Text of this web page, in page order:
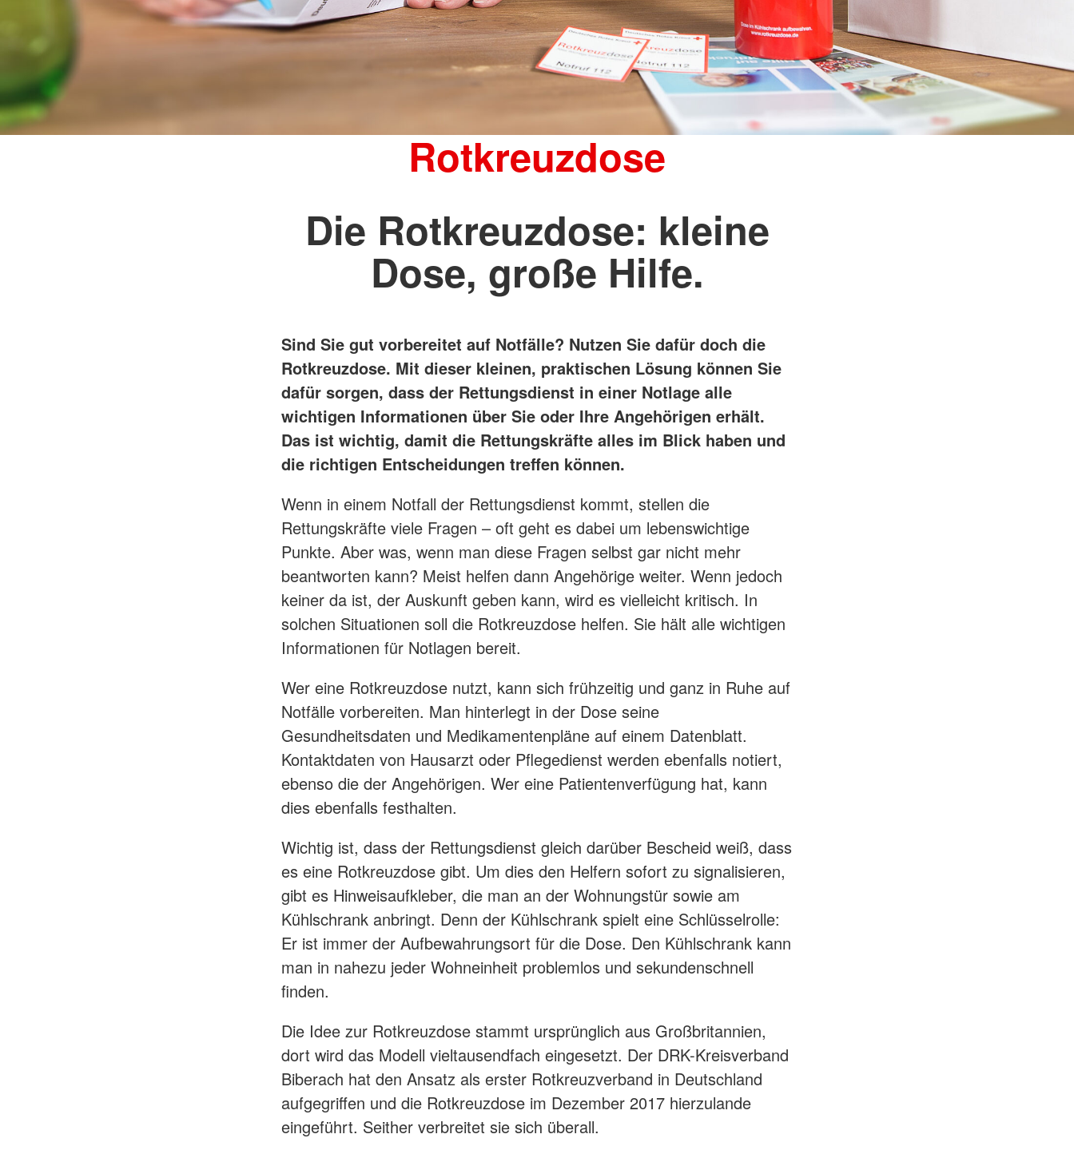
Wellheim "Schutterwichtel"
Entlastende Hilfen für Pflegende
Schutz und Rettung
Flugdienst
Rotkreuzdose
Die Rotkreuzdose: kleine
Dose, große Hilfe.
Sind Sie gut vorbereitet auf Notfälle? Nutzen Sie dafür doch die
Rotkreuzdose. Mit dieser kleinen, praktischen Lösung können Sie
dafür sorgen, dass der Rettungsdienst in einer Notlage alle
wichtigen Informationen über Sie oder Ihre Angehörigen erhält.
Das ist wichtig, damit die Rettungskräfte alles im Blick haben und
die richtigen Entscheidungen treffen können.
Wenn in einem Notfall der Rettungsdienst kommt, stellen die
Rettungskräfte viele Fragen – oft geht es dabei um lebenswichtige
Punkte. Aber was, wenn man diese Fragen selbst gar nicht mehr
beantworten kann? Meist helfen dann Angehörige weiter. Wenn jedoch
keiner da ist, der Auskunft geben kann, wird es vielleicht kritisch. In
solchen Situationen soll die Rotkreuzdose helfen. Sie hält alle wichtigen
Informationen für Notlagen bereit.
Wer eine Rotkreuzdose nutzt, kann sich frühzeitig und ganz in Ruhe auf
Notfälle vorbereiten. Man hinterlegt in der Dose seine
Gesundheitsdaten und Medikamentenpläne auf einem Datenblatt.
Kontaktdaten von Hausarzt oder Pflegedienst werden ebenfalls notiert,
ebenso die der Angehörigen. Wer eine Patientenverfügung hat, kann
dies ebenfalls festhalten.
Wichtig ist, dass der Rettungsdienst gleich darüber Bescheid weiß, dass
es eine Rotkreuzdose gibt. Um dies den Helfern sofort zu signalisieren,
gibt es Hinweisaufkleber, die man an der Wohnungstür sowie am
Kühlschrank anbringt. Denn der Kühlschrank spielt eine Schlüsselrolle:
Er ist immer der Aufbewahrungsort für die Dose. Den Kühlschrank kann
man in nahezu jeder Wohneinheit problemlos und sekundenschnell
finden.
Die Idee zur Rotkreuzdose stammt ursprünglich aus Großbritannien,
dort wird das Modell vieltausendfach eingesetzt. Der DRK-Kreisverband
Biberach hat den Ansatz als erster Rotkreuzverband in Deutschland
aufgegriffen und die Rotkreuzdose im Dezember 2017 hierzulande
eingeführt. Seither verbreitet sie sich überall.